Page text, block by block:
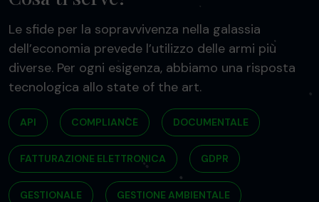
Le sfide per la sopravvivenza nella galassia
dell’economia prevede l’utilizzo delle armi più
diverse. Per ogni esigenza, abbiamo una risposta
tecnologica allo state of the art.
API COMPLIANCE DOCUMENTALE
FATTURAZIONE ELETTRONICA GDPR
GESTIONALE GESTIONE AMBIENTALE